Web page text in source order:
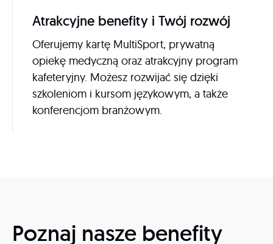
Atrakcyjne benefity i Twój rozwój
Oferujemy kartę MultiSport, prywatną
opiekę medyczną oraz atrakcyjny program
kafeteryjny. Możesz rozwijać się dzięki
szkoleniom i kursom językowym, a także
konferencjom branżowym.
Poznaj nasze benefity